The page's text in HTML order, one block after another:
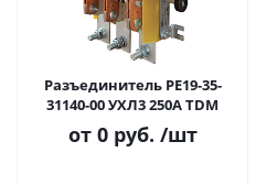
Разъединитель РЕ19-35-
31140-00 УХЛ3 250A TDM
от 0 руб. /шт